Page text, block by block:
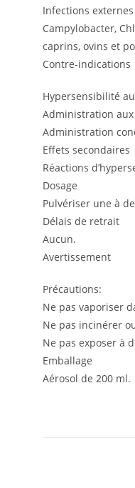
Infections
Campylobacter,
caprins, ovins et
Contre-indications
Hypersensibilité
Administration
Administration
Effets secondaires
Réactions
Dosage
Pulvériser une à
Délais de retrait
Aucun.
Avertissement
Précautions:
Ne pas vaporiser
Ne pas incinérer
Ne pas exposer à
Emballage
Aérosol de 200 ml.